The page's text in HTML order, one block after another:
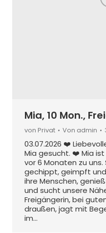
Mia, 10 Mon.,
von Privat Von admin
03.07.2026 ❤️
Mia gesucht. ❤️ Mia ist
vor 6 Monaten zu
gechippt, geimpft
ihre Menschen,
und sucht unsere
Freigängerin, bei
draußen, jagt mit
im…